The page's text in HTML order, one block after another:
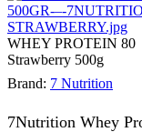
WHEY PROTEIN 80
Strawberry 500g
Brand: 7 Nutrition
7Nutrition Whey